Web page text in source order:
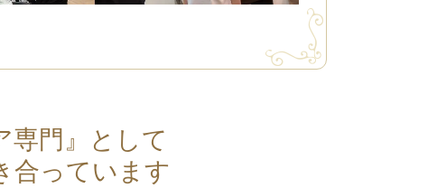
専門』として
合っています